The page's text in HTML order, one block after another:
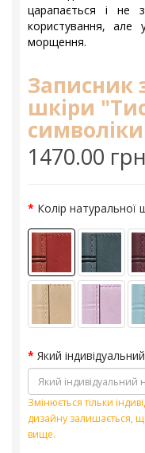
царапається і не
користування, але
морщення.
Записник
шкіри
1470.00
Колір натуральної
Який
Змінюється тільки
дизайну залишається,
вище.